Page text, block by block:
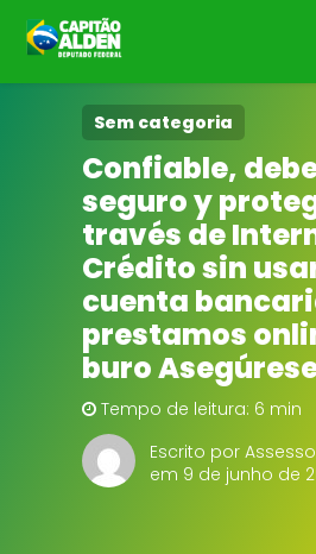
HOME
NOTÍCIAS
BIOGRAFIA
DOWNLOADS
EMENDAS
PROJETOS
Sem categoria
Confiable,
seguro y
través de
Crédito sin
cuenta
prestamos
buro
Tempo de leitura: 6 min
Escrito por
em 9 de junho de